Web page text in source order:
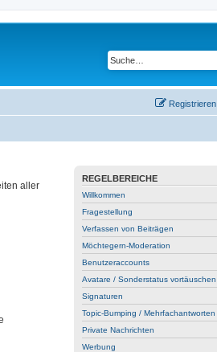
Registrieren
REGELBEREICHE
Willkommen
Fragestellung
Verfassen von Beiträgen
Möchtegern-Moderation
Benutzeraccounts
Avatare / Sonderstatus vortäuschen
Signaturen
Topic-Bumping / Mehrfachantworten
Private Nachrichten
Werbung
aller